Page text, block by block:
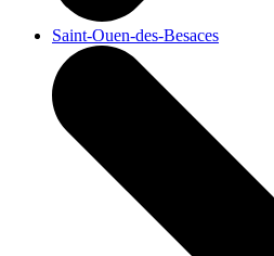
Saint-Ouen-des-Besaces